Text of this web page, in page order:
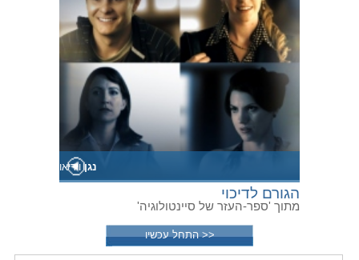
נגן וידיאו
הגורם לדיכוי
מתוך 'ספר-העזר של סיינטולוגיה'
<< התחל עכשיו